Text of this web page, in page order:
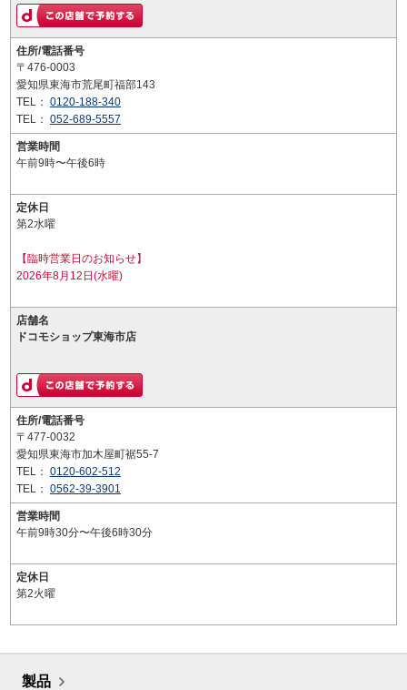
住所/電話番号
〒476-0003
愛知県東海市荒尾町福部143
TEL： 0120-188-340
TEL： 052-689-5557
営業時間
午前9時〜午後6時
定休日
第2水曜
【臨時営業日のお知らせ】
2026年8月12日(水曜)
店舗名
ドコモショップ東海市店
住所/電話番号
〒477-0032
愛知県東海市加木屋町裾55-7
TEL： 0120-602-512
TEL： 0562-39-3901
営業時間
午前9時30分〜午後6時30分
定休日
第2火曜
製品